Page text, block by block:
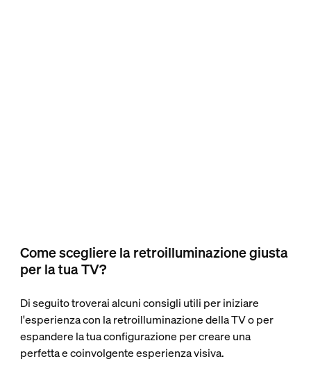
Come scegliere la retroilluminazione giusta
per la tua TV?
Di seguito troverai alcuni consigli utili per iniziare
l'esperienza con la retroilluminazione della TV o per
espandere la tua configurazione per creare una
perfetta e coinvolgente esperienza visiva.